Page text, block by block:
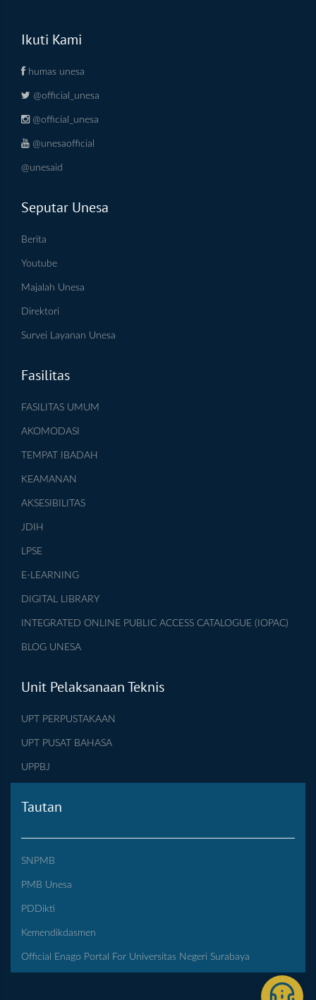
Ikuti Kami
humas unesa
@official_unesa
@official_unesa
@unesaofficial
@unesaid
Seputar Unesa
Berita
Youtube
Majalah Unesa
Direktori
Survei Layanan Unesa
Fasilitas
FASILITAS UMUM
AKOMODASI
TEMPAT IBADAH
KEAMANAN
AKSESIBILITAS
JDIH
LPSE
E-LEARNING
DIGITAL LIBRARY
INTEGRATED ONLINE PUBLIC ACCESS CATALOGUE (IOPAC)
BLOG UNESA
Unit Pelaksanaan Teknis
UPT PERPUSTAKAAN
UPT PUSAT BAHASA
UPPBJ
Tautan
SNPMB
PMB Unesa
PDDikti
Kemendikdasmen
Official Enago Portal For Universitas Negeri Surabaya